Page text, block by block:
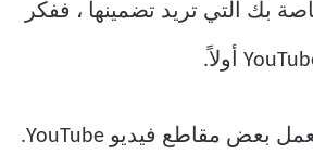
بك التي تريد تضمينها ، ففكر
قد لا تعمل بعض مقاطع فيديو YouTube.